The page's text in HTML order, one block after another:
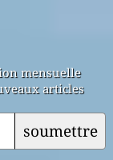
mensuelle
articles
soumettre